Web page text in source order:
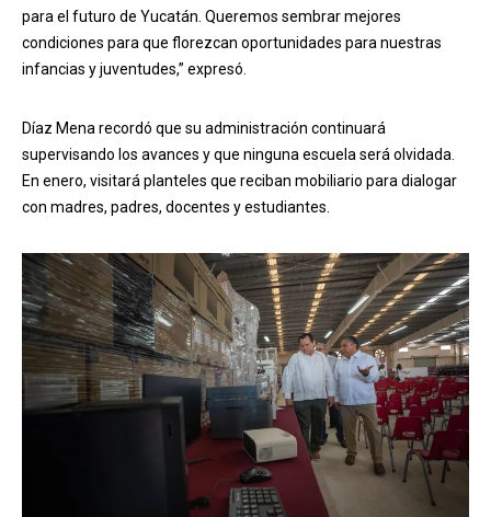
para el futuro de Yucatán. Queremos sembrar mejores
condiciones para que florezcan oportunidades para nuestras
infancias y juventudes,” expresó.
Díaz Mena recordó que su administración continuará
supervisando los avances y que ninguna escuela será olvidada.
En enero, visitará planteles que reciban mobiliario para dialogar
con madres, padres, docentes y estudiantes.